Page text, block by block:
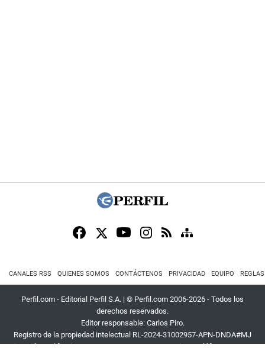
CANALES RSS QUIENES SOMOS CONTÁCTENOS PRIVACIDAD EQUIPO
Perfil.com - Editorial Perfil S.A. | © Perfil.com 2006-2026 - Todos los
derechos reservados.
Editor responsable: Carlos Piro.
Registro de la propiedad intelectual RL-2024-31002957-APN-DNDA#MJ